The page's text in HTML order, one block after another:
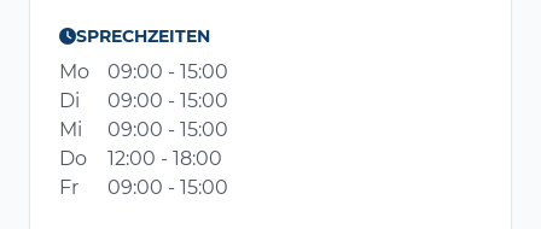
SPRECHZEITEN
Mo
09:00 - 15:00
Di
09:00 - 15:00
Mi
09:00 - 15:00
Do
12:00 - 18:00
Fr
09:00 - 15:00